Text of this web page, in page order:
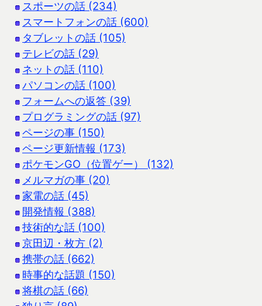
スポーツの話 (234)
スマートフォンの話 (600)
タブレットの話 (105)
テレビの話 (29)
ネットの話 (110)
パソコンの話 (100)
フォームへの返答 (39)
プログラミングの話 (97)
ページの事 (150)
ページ更新情報 (173)
ポケモンGO（位置ゲー） (132)
メルマガの事 (20)
家電の話 (45)
開発情報 (388)
技術的な話 (100)
京田辺・枚方 (2)
携帯の話 (662)
時事的な話題 (150)
将棋の話 (66)